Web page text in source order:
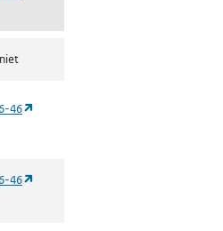
46
46